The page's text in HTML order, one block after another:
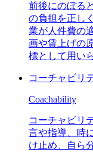
前後にのぼる
の負担を正し
業が人件費の
画や賃上げの
標として用い
コーチャビリ
Coachability
コーチャビリ
言や指導、時
け止め、自ら